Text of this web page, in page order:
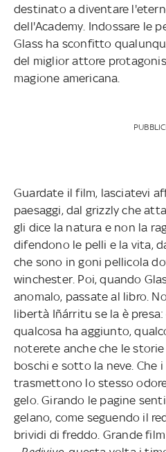
destinato a diventare
dell'Academy. Indossare le
Glass ha sconfitto
del miglior attore
magione americana.
Guardate il film, lasciatevi
paesaggi, dal grizzly che
gli dice la natura e non la
difendono le pelli e la vita,
che sono in goni pellicola
winchester. Poi, quando
anomalo, passate al libro.
libertà Iñárritu se la è
qualcosa ha aggiunto,
noterete anche che le
boschi e sotto la neve. Che
trasmettono lo stesso
gelo. Girando le pagine
gelano, come seguendo il
brividi di freddo. Grande